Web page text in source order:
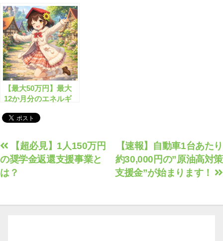
付します！
【最大50万円】最大
12か月分のエネルギ
は？
投
稿
ナ
ゲ
【速報】自動車1台あたり
約30,000円の”原油高対策
支援金”が始まります！
【超必見】1人150万円
の奨学金返還支援事業と
は？